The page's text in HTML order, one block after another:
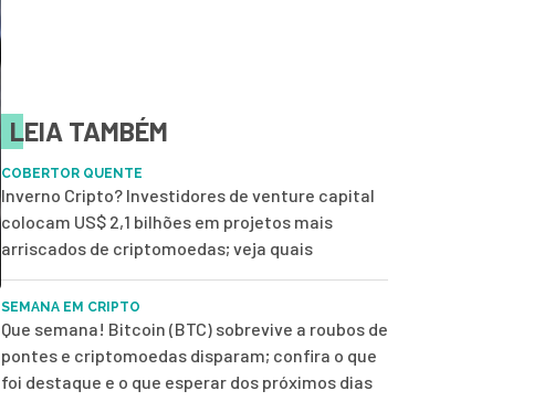
LEIA TAMBÉM
COBERTOR QUENTE
Inverno Cripto? Investidores de venture capital
colocam US$ 2,1 bilhões em projetos mais
arriscados de criptomoedas; veja quais
SEMANA EM CRIPTO
Que semana! Bitcoin (BTC) sobrevive a roubos de
pontes e criptomoedas disparam; confira o que
foi destaque e o que esperar dos próximos dias